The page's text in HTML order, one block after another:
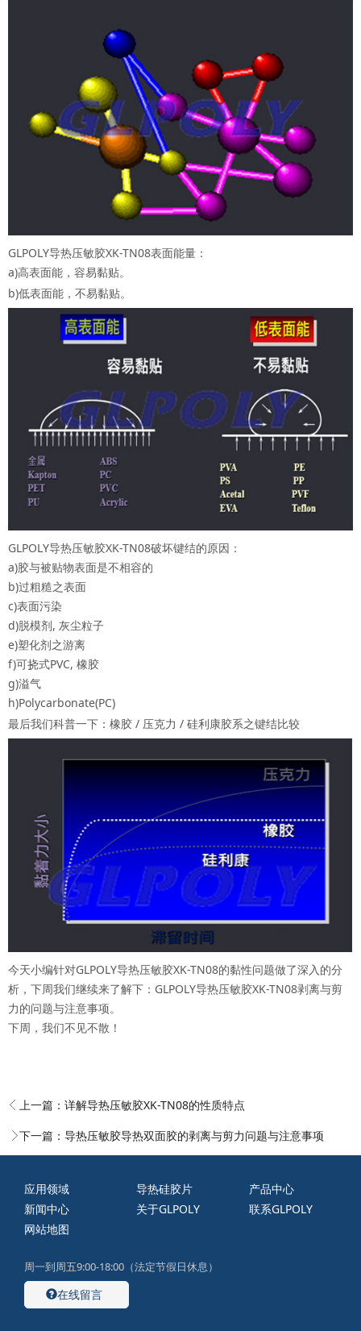
GLPOLY导热压敏胶XK-TN08表面能量：
a)高表面能，容易黏贴。
b)低表面能，不易黏贴。
GLPOLY导热压敏胶XK-TN08破坏键结的原因：
a)胶与被贴物表面是不相容的
b)过粗糙之表面
c)表面污染
d)脱模剂, 灰尘粒子
e)塑化剂之游离
f)可挠式PVC, 橡胶
g)溢气
h)Polycarbonate(PC)
最后我们科普一下：橡胶 / 压克力 / 硅利康胶系之键结比较
今天小编针对GLPOLY导热压敏胶XK-TN08的黏性问题做了深入的分
析，下周我们继续来了解下：GLPOLY导热压敏胶XK-TN08剥离与剪
力的问题与注意事项。
下周，我们不见不散！
上一篇： 详解导热压敏胶XK-TN08的性质特点
下一篇： 导热压敏胶导热双面胶的剥离与剪力问题与注意事项
应用领域 导热硅胶片
产品中心
新闻中心
关于GLPOLY
联系GLPOLY
网站地图
周一到周五9:00-18:00（法定节假日休息）
在线留言